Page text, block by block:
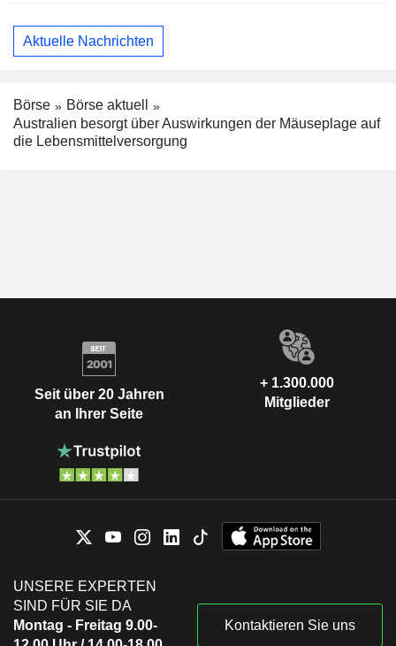
Aktuelle Nachrichten
Börse
Börse aktuell
Australien besorgt über Auswirkungen der Mäuseplage auf
die Lebensmittelversorgung
Seit über 20 Jahren
an Ihrer Seite
+ 1.300.000
Mitglieder
UNSERE EXPERTEN
SIND FÜR SIE DA
Montag - Freitag 9.00-
Kontaktieren Sie uns